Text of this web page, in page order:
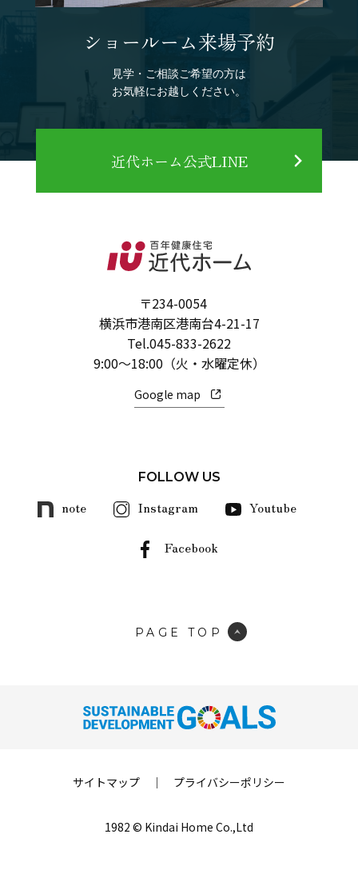
ショールーム来場予約
見学・ご相談ご希望の方は
お気軽にお越しください。
近代ホーム公式LINE
〒234-0054
横浜市港南区港南台4-21-17
Tel.045-833-2622
9:00～18:00（火・水曜定休）
Google map
FOLLOW US
note Instagram Youtube
Facebook
PAGE TOP
サイトマップ ｜ プライバシーポリシー
1982 © Kindai Home Co.,Ltd